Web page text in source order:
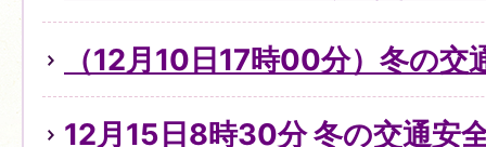
（12月10日17時00分）冬の
12月15日8時30分 冬の交通安